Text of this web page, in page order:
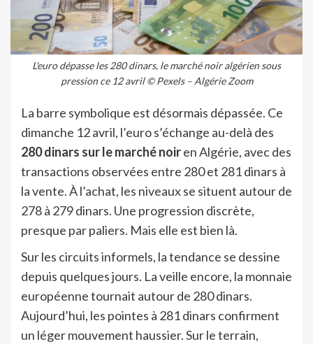
L'euro dépasse les 280 dinars, le marché noir algérien sous
pression ce 12 avril © Pexels – Algérie Zoom
La barre symbolique est désormais dépassée. Ce
dimanche 12 avril, l’euro s’échange au-delà des
280 dinars sur le marché noiren Algérie, avec des
transactions observées entre 280 et 281 dinars à
la vente. À l’achat, les niveaux se situent autour de
278 à 279 dinars. Une progression discrète,
presque par paliers. Mais elle est bien là.
Sur les circuits informels, la tendance se dessine
depuis quelques jours. La veille encore, la monnaie
européenne tournait autour de 280 dinars.
Aujourd’hui, les pointes à 281 dinars confirment
un léger mouvement haussier. Sur le terrain,